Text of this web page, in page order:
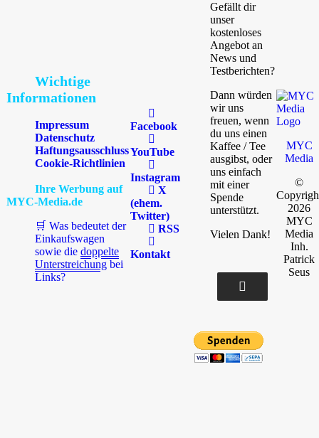
Wichtige
Informationen
Impressum
Datenschutz
Haftungsausschluss
Cookie-Richtlinien
Ihre Werbung auf
MYC-Media.de
🛒 Was bedeutet der
Einkaufswagen
sowie die doppelte
Unterstreichung bei
Links?
Facebook
YouTube
Instagram
X
(ehem.
Twitter)
RSS
Kontakt
Gefällt dir
unser
kostenloses
Angebot an
News und
Testberichten?
Dann würden
wir uns
freuen, wenn
du uns einen
Kaffee / Tee
ausgibst, oder
uns einfach
mit einer
Spende
unterstützt.
Vielen Dank!
MYC
Media
©
2026
MYC
Media
Inh.
Patrick
Seus